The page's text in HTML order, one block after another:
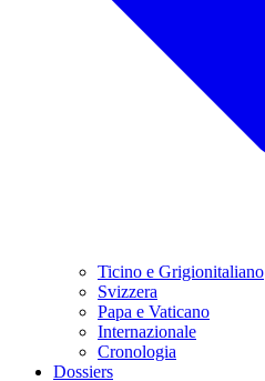
Ticino e Grigionitaliano
Svizzera
Papa e Vaticano
Internazionale
Cronologia
Dossiers